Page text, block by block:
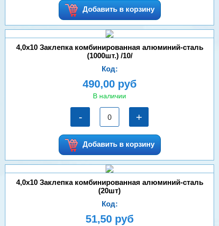
Добавить в корзину
4,0х10 Заклепка комбинированная алюминий-сталь
(1000шт.) /10/
Код:
490,00 руб
В наличии
- +
Добавить в корзину
4,0х10 Заклепка комбинированная алюминий-сталь
(20шт)
Код:
51,50 руб